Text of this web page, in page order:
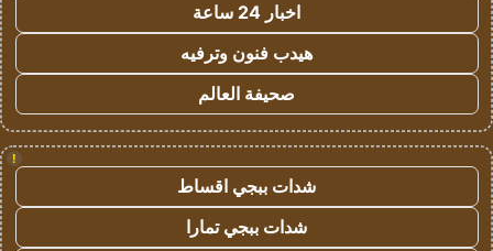
اخبار 24 ساعة
هيدب فنون وترفيه
صحيفة العالم
!
شدات ببجي اقساط
شدات ببجي تمارا